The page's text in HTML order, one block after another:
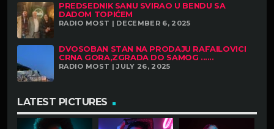
PREDSEDNIK SANU SVIRAO U BENDU SA
DADOM TOPIĆEM
RADIO MOST | DECEMBER 6, 2025
DVOSOBAN STAN NA PRODAJU RAFAILOVICI
CRNA GORA,ZGRADA DO SAMOG ......
RADIO MOST | JULY 26, 2025
LATEST PICTURES